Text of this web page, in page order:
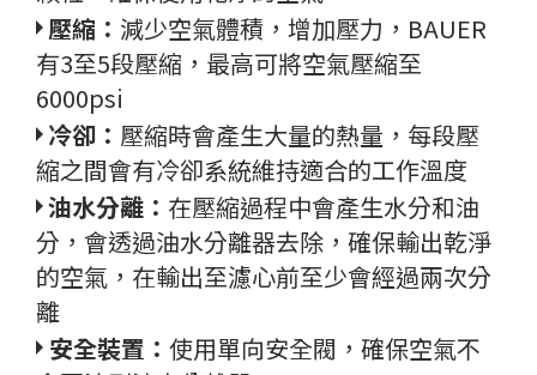
壓縮： 減少空氣體積，增加壓力，BAUER
有3至5段壓縮，最高可將空氣壓縮至
6000psi
冷卻： 壓縮時會產生大量的熱量，每段壓
縮之間會有冷卻系統維持適合的工作溫度
油水分離： 在壓縮過程中會產生水分和油
分，會透過油水分離器去除，確保輸出乾淨
的空氣，在輸出至濾心前至少會經過兩次分
離
安全裝置： 使用單向安全閥，確保空氣不